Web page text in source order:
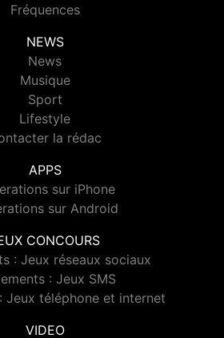
Fréquences
NEWS
News
Musique
Sport
Lifestyle
la rédac
APPS
sur iPhone
sur Android
CONCOURS
: Jeux réseaux sociaux
: Jeux SMS
Jeux téléphone et internet
VIDEO